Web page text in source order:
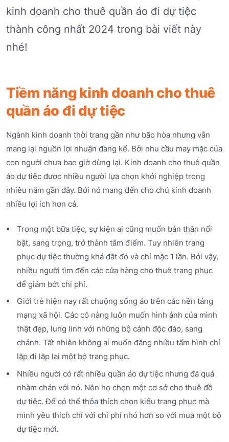
kinh doanh cho thuê quần áo đi dự tiệc
thành công nhất 2024 trong bài viết này
nhé!
Tiềm năng kinh doanh cho thuê
quần áo đi dự tiệc
Ngành kinh doanh thời trang gần như bão hòa nhưng vẫn
mang lại nguồn lợi nhuận đang kể. Bởi nhu cầu may mặc của
con người chưa bao giờ dừng lại. Kinh doanh cho thuê quần
áo dự tiệc được nhiều người lựa chọn khởi nghiệp trong
nhiều năm gần đây. Bởi nó mang đến cho chủ kinh doanh
nhiều lợi ích hơn cả.
Trong một bữa tiệc, sự kiện ai cũng muốn bản thân nổi
bật, sang trọng, trở thành tâm điểm. Tuy nhiên trang
phục dự tiệc thường khá đắt đỏ và chỉ mặc 1 lần. Bởi vậy,
nhiều người tìm đến các cửa hàng cho thuê trang phục
để giảm bớt chi phí.
Giới trẻ hiện nay rất chuộng sống ảo trên các nền tảng
mạng xã hội. Các cô nàng luôn muốn hình ảnh của mình
thật đẹp, lung linh với những bộ cánh độc đáo, sang
chảnh. Tất nhiên không ai muốn đăng nhiều tấm hình chỉ
lặp đi lặp lại một bộ trang phục.
Nhiều người có rất nhiều quần áo dự tiệc nhưng đã quá
nhàm chán với nó. Nên họ chọn một cơ sở cho thuê đồ
dự tiệc. Để có thể thỏa thích chọn kiểu trang phục mà
mình yêu thích chỉ với chi phí nhỏ hơn so với mua một bộ
dự tiệc mới.